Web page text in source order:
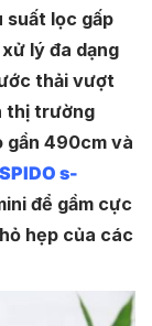
suất lọc gấp
lý đa dạng
thải vượt
thị trường
gần 490cm và
s-
để gầm cực
hẹp của các